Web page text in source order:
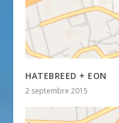
HATEBREED + EON
2 septembre 2015